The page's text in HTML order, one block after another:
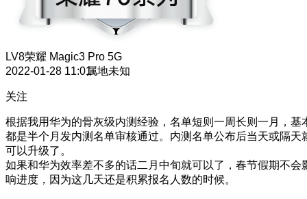
LV8荣耀 Magic3 Pro 5G
2022-01-28 11:01属地未知
关注
根据我用华为的骨灰级内测经验，名单短则一周长则一月，基
都是半个月发内测名单审核通过。内测名单公布后当天或隔天
可以升级了。
如果和华为效率差不多的话二月中旬就可以了，春节假期不会
响进度，因为这几天还是积累报名人数的时候。